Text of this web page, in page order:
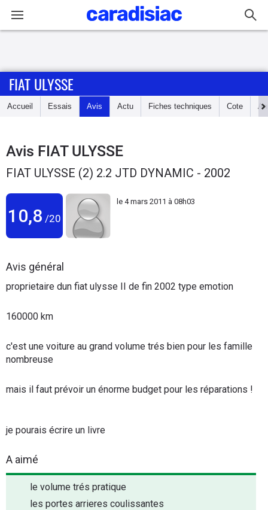
Accueil
Essais
Guide
Electriques
Flottes
Auto
Forum
Moto
FIAT ULYSSE
Accueil Essais Avis Actu Fiches techniques Cote
Avis FIAT ULYSSE
FIAT ULYSSE (2) 2.2 JTD DYNAMIC - 2002
10,8 /20
le 4 mars 2011 à 08h03
Avis général
proprietaire dun fiat ulysse II de fin 2002 type emotion
160000 km
c'est une voiture au grand volume trés bien pour les famille
nombreuse
mais il faut prévoir un énorme budget pour les réparations !
je pourais écrire un livre
A aimé
le volume trés pratique
les portes arrieres coulissantes